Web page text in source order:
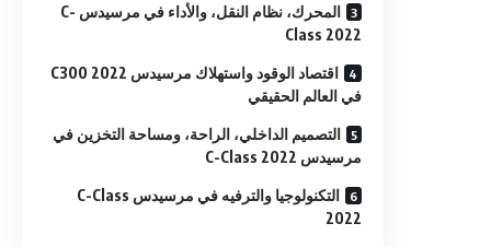
المحرك، نظام النقل، والأداء في مرسيدس C-
Class 2022
اقتصاد الوقود واستهلاك مرسيدس C300 2022
في العالم الحقيقي
التصميم الداخلي، الراحة، ومساحة التخزين في
مرسيدس C-Class 2022
التكنولوجيا والترفيه في مرسيدس C-Class
2022